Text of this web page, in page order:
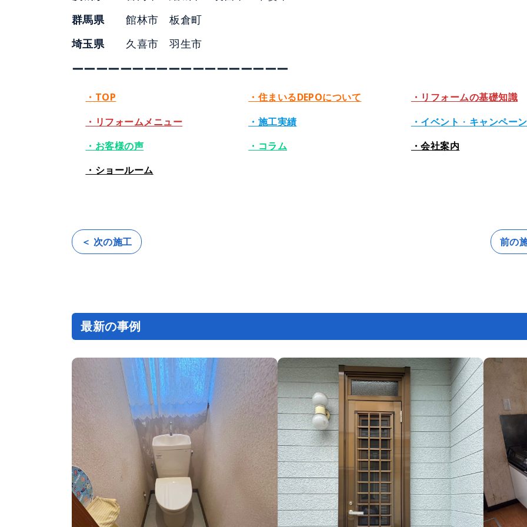
群馬県 館林市 板倉町
埼玉県 久喜市 羽生市
ーーーーーーーーーーーーーーーーーー
・TOP ・住まいるDEPOについて
・リフォームの基礎知識
・リフォームメニュー
・施工実績 ・イベント ・ キャンペーン
・お客様の声
・コラム
・会社案内
・ショールーム
投
稿
ョ
＜ 次の施工 前の
最新の事例